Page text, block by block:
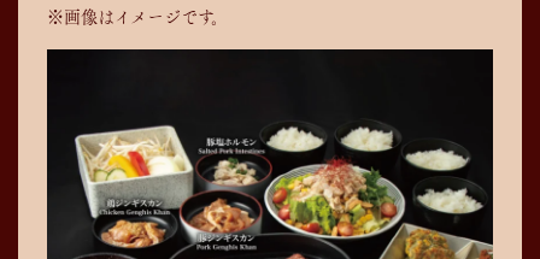
※画像はイメージです。